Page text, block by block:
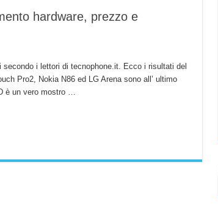
hardware, prezzo e
secondo i lettori di tecnophone.it. Ecco i risultati del
Pro2, Nokia N86 ed LG Arena sono all’ ultimo
è un vero mostro …